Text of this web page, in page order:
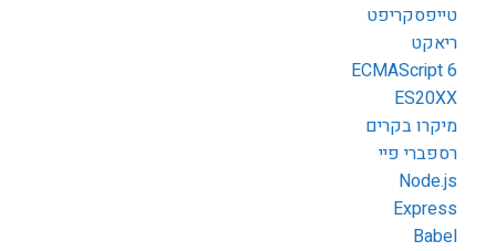
טייפסקריפט
ריאקט
ECMAScript 6
ES20XX
מיקרו בקרים
רספברי פיי
Node.js
Express
Babel